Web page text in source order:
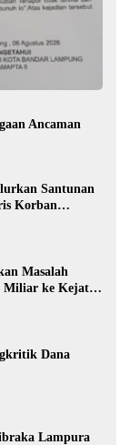
Ancaman
Santunan
Korban
Masalah
Miliar ke Kejati
Dana
Lampura